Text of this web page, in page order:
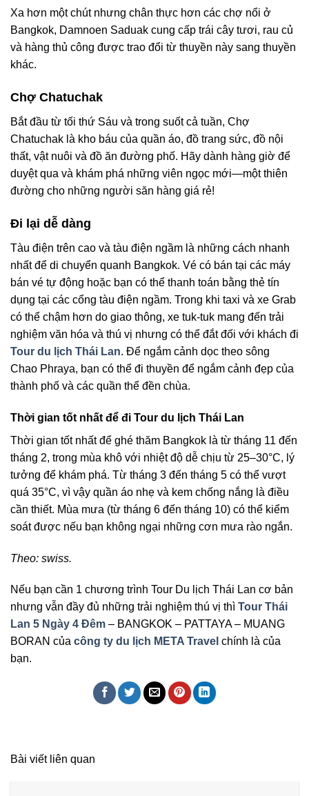
Xa hơn một chút nhưng chân thực hơn các chợ nổi ở
Bangkok, Damnoen Saduak cung cấp trái cây tươi, rau củ
và hàng thủ công được trao đổi từ thuyền này sang thuyền
khác.
Chợ Chatuchak
Bắt đầu từ tối thứ Sáu và trong suốt cả tuần, Chợ
Chatuchak là kho báu của quần áo, đồ trang sức, đồ nội
thất, vật nuôi và đồ ăn đường phố. Hãy dành hàng giờ để
duyệt qua và khám phá những viên ngọc mới—một thiên
đường cho những người săn hàng giá rẻ!
Đi lại dễ dàng
Tàu điện trên cao và tàu điện ngầm là những cách nhanh
nhất để di chuyển quanh Bangkok. Vé có bán tại các máy
bán vé tự động hoặc bạn có thể thanh toán bằng thẻ tín
dụng tại các cổng tàu điện ngầm. Trong khi taxi và xe Grab
có thể chậm hơn do giao thông, xe tuk-tuk mang đến trải
nghiệm văn hóa và thú vị nhưng có thể đắt đối với khách đi
Tour du lịch Thái Lan. Để ngắm cảnh dọc theo sông
Chao Phraya, bạn có thể đi thuyền để ngắm cảnh đẹp của
thành phố và các quần thể đền chùa.
Thời gian tốt nhất để đi Tour du lịch Thái Lan
Thời gian tốt nhất để ghé thăm Bangkok là từ tháng 11 đến
tháng 2, trong mùa khô với nhiệt độ dễ chịu từ 25–30°C, lý
tưởng để khám phá. Từ tháng 3 đến tháng 5 có thể vượt
quá 35°C, vì vậy quần áo nhẹ và kem chống nắng là điều
cần thiết. Mùa mưa (từ tháng 6 đến tháng 10) có thể kiểm
soát được nếu bạn không ngại những cơn mưa rào ngắn.
Theo: swiss.
Nếu bạn cần 1 chương trình Tour Du lịch Thái Lan cơ bản
nhưng vẫn đầy đủ những trải nghiệm thú vị thì Tour Thái
Lan 5 Ngày 4 Đêm – BANGKOK – PATTAYA – MUANG
BORAN của công ty du lịch META Travel chính là của
bạn.
Bài viết liên quan